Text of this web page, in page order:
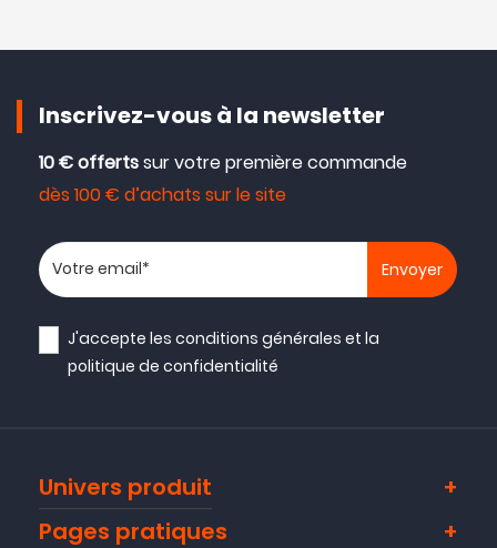
Inscrivez-vous à la newsletter
10 € offertssur votre première commande
dès 100 € d’achats sur le site
Votre adresse email
J'accepte lesconditions générales et la
politique de confidentialité
Univers produit
Pages pratiques